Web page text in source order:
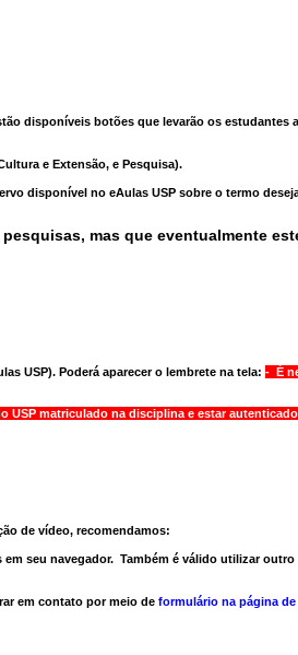
disponíveis botões que levarão os
e Extensão, e Pesquisa).
disponível no eAulas USP sobre o termo
mas que eventualmente
USP). Poderá aparecer o lembrete na tela: - É
USP matriculado na disciplina e estar
de vídeo, recomendamos:
em seu navegador. Também é válido utilizar outro
em contato por meio de formulário na página